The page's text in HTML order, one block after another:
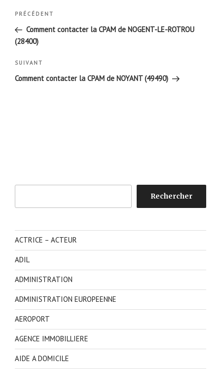
Navigation
l’article
Article
précédent
PRÉCÉDENT
Comment contacter la CPAM de NOGENT-LE-ROTROU
(28400)
Article
suivant
SUIVANT
Comment contacter la CPAM de NOYANT (49490)
Rechercher
ACTRICE – ACTEUR
ADIL
ADMINISTRATION
ADMINISTRATION EUROPEENNE
AEROPORT
AGENCE IMMOBILLIERE
AIDE A DOMICILE